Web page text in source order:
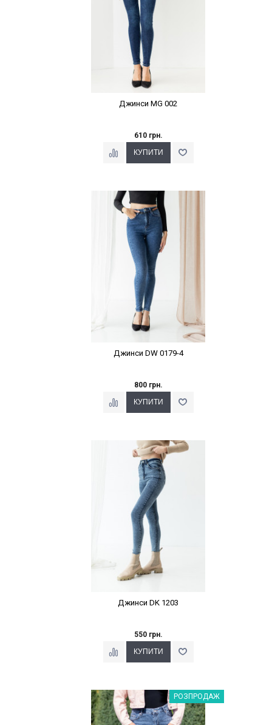
Джинси MG 002
610 грн.
Наклейки Варіант з %
Джинси DW 0179-4
800 грн.
Наклейки Варіант з %
Джинси DK 1203
550 грн.
Наклейки Варіант з %РОЗПРОДАЖ